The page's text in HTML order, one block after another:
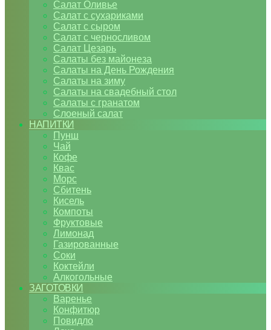
Салат Оливье
Салат с сухариками
Салат с сыром
Салат с черносливом
Салат Цезарь
Салаты без майонеза
Салаты на День Рождения
Салаты на зиму
Салаты на свадебный стол
Салаты с гранатом
Слоеный салат
НАПИТКИ
Пунш
Чай
Кофе
Квас
Морс
Сбитень
Кисель
Компоты
Фруктовые
Лимонад
Газированные
Соки
Коктейли
Алкогольные
ЗАГОТОВКИ
Варенье
Конфитюр
Повидло